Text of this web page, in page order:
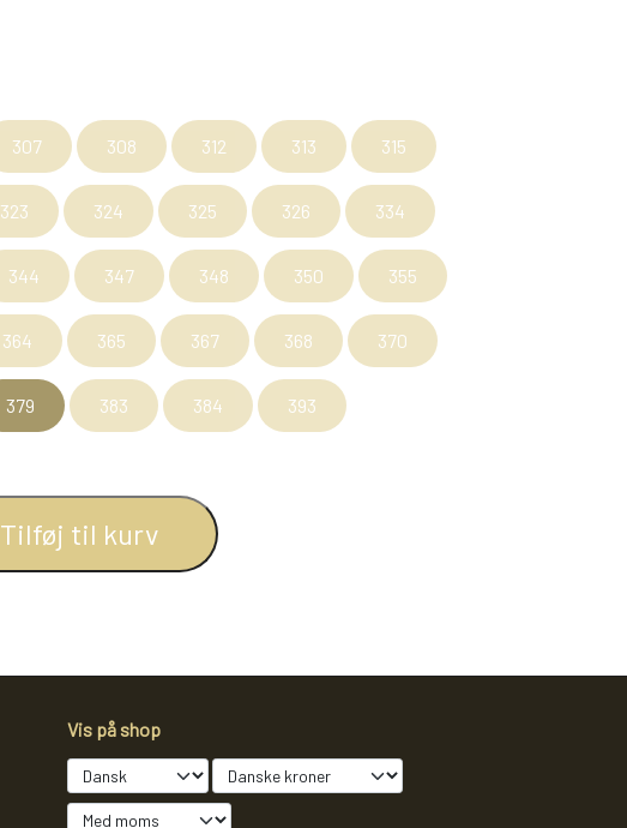
307 308 312 313 315
323 324 325 326 334
344 347 348 350 355
364 365 367 368 370
379 383 384 393
Tilføj til kurv
Vis på shop